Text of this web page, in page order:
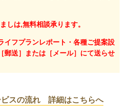
しは,無料相談承ります。
フプランレポート・各種ご提案設
郵送］または［メール］にて送らせ
スの流れ 詳細はこちらへ